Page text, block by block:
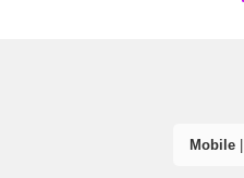
Mobile|